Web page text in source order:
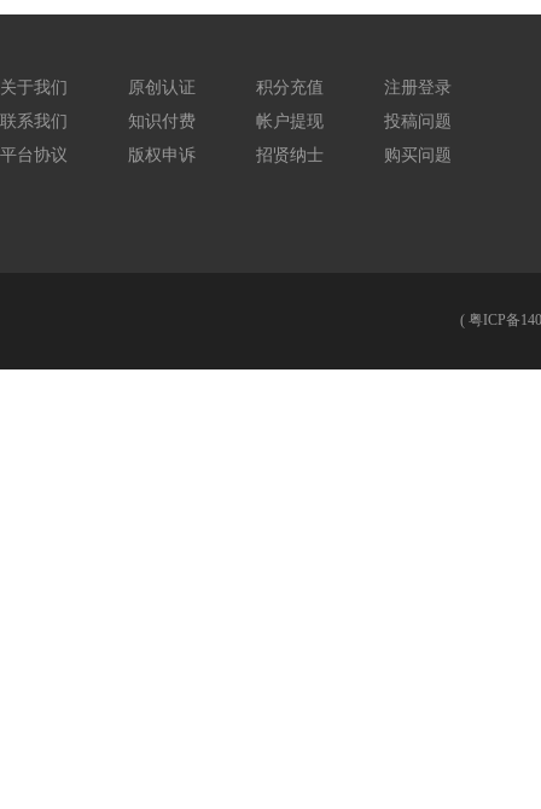
关于我们
联系我们
平台协议
原创认证
知识付费
版权申诉
积分充值
帐户提现
招贤纳士
注册登录
投稿问题
购买问题
( 粤ICP备